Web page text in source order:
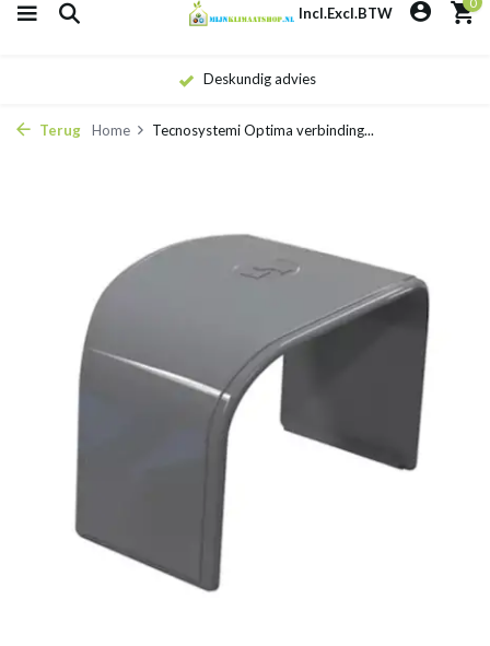
Incl.Excl.BTW
Deskundig advies
Terug Home Tecnosystemi Optima verbinding...